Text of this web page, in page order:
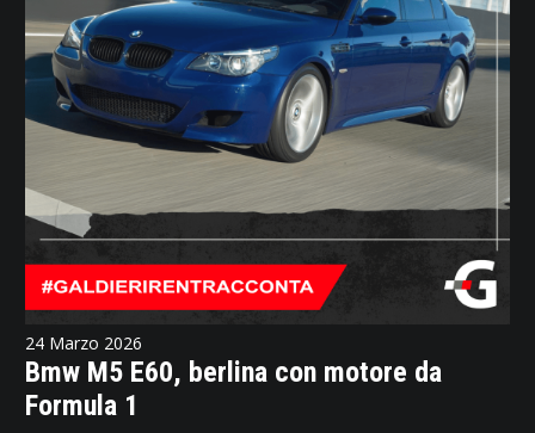
24 Marzo 2026
Bmw M5 E60, berlina con motore da
Formula 1